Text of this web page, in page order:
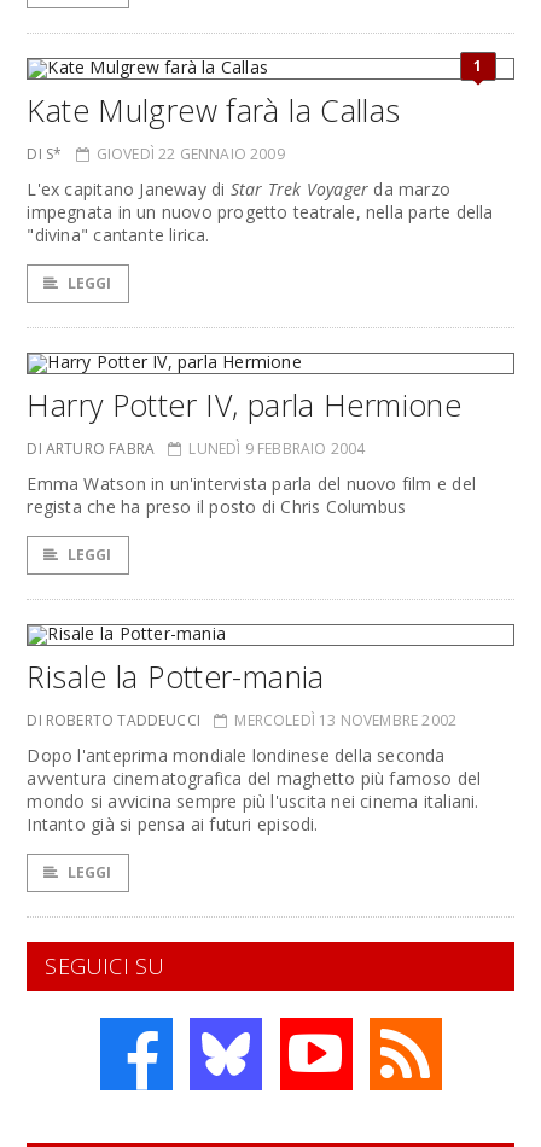
1
Kate Mulgrew farà la Callas
DI S* GIOVEDÌ 22 GENNAIO 2009
L'ex capitano Janeway di Star Trek Voyager da marzo
impegnata in un nuovo progetto teatrale, nella parte della
"divina" cantante lirica.
LEGGI
Harry Potter IV, parla Hermione
DI ARTURO FABRA LUNEDÌ 9 FEBBRAIO 2004
Emma Watson in un'intervista parla del nuovo film e del
regista che ha preso il posto di Chris Columbus
LEGGI
Risale la Potter-mania
DI ROBERTO TADDEUCCI MERCOLEDÌ 13 NOVEMBRE 2002
Dopo l'anteprima mondiale londinese della seconda
avventura cinematografica del maghetto più famoso del
mondo si avvicina sempre più l'uscita nei cinema italiani.
Intanto già si pensa ai futuri episodi.
LEGGI
SEGUICI SU